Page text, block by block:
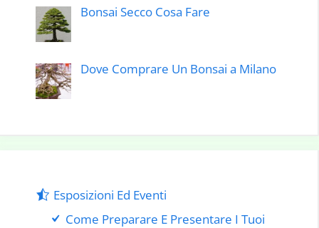
Bonsai Secco Cosa Fare
Dove Comprare Un Bonsai a Milano
Esposizioni Ed Eventi
Come Preparare E Presentare I Tuoi